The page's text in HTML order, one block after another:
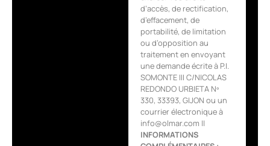
d’accès, de rectification,
d’effacement, de
portabilité, de limitation
ou d’opposition au
traitement en envoyant
une demande écrite à P.I.
SOMONTE III C/NICOLAS
REDONDO URBIETA Nº
330, 33393, GIJON ou un
courrier électronique à
info@olmar.com ||
INFORMATIONS